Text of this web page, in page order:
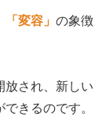
「変容」 の象徴
放され、新しい
きるのです。